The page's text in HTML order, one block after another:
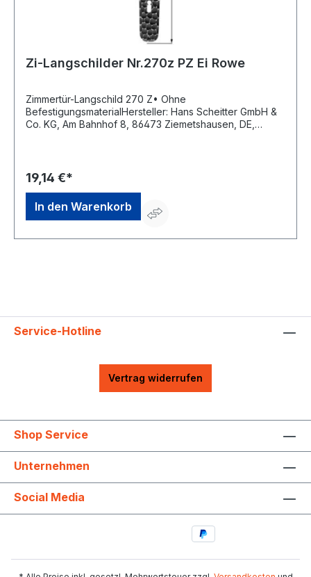
Zi-Langschilder Nr.270z PZ Ei Rowe
Zimmertür-Langschild 270 Z• Ohne
BefestigungsmaterialHersteller: Hans Scheitter GmbH &
Co. KG, Am Bahnhof 8, 86473 Ziemetshausen, DE,
19,14 €*
In den Warenkorb
Service-Hotline
Vertrag widerrufen
Shop Service
Unternehmen
Social Media